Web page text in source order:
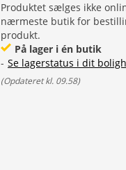
Produktet sælges ikke
nærmeste butik for
produkt.
På lager i én butik
- Se lagerstatus i dit
(Opdateret kl. 09.58)